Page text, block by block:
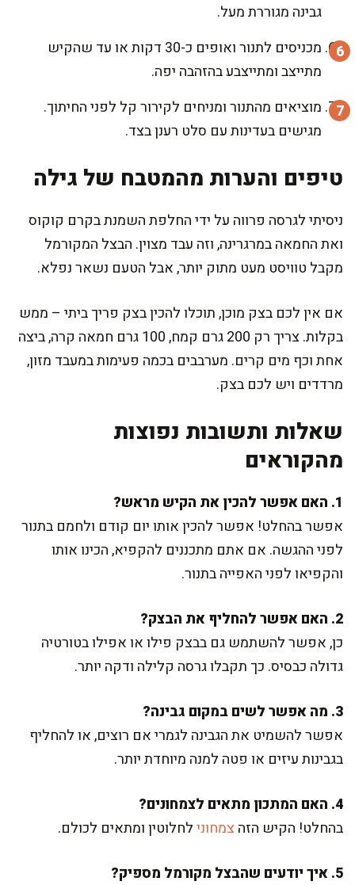
גבינה מגוררת מעל.
מכניסים לתנור ואופים כ-30 דקות או עד שהקיש
מתייצב ומתייצבע בהזהבה יפה.
מוציאים מהתנור ומניחים לקירור קל לפני החיתוך.
מגישים בעדינות עם סלט רענן בצד.
טיפים והערות מהמטבח של גילה
ניסיתי לגרסה פרווה על ידי החלפת השמנת בקרם קוקוס
ואת החמאה במרגרינה, וזה עבד מצוין. הבצל המקורמל
מקבל טוויסט מעט מתוק יותר, אבל הטעם נשאר נפלא.
אם אין לכם בצק מוכן, תוכלו להכין בצק פריך ביתי – ממש
בקלות. צריך רק 200 גרם קמח, 100 גרם חמאה קרה, ביצה
אחת וכף מים קרים. מערבבים בכמה פעימות במעבד מזון,
מרדדים ויש לכם בצק.
שאלות ותשובות נפוצות
מהקוראים
1. האם אפשר להכין את הקיש מראש?
אפשר בהחלט! אפשר להכין אותו יום קודם ולחמם בתנור
לפני ההגשה. אם אתם מתכננים להקפיא, הכינו אותו
והקפיאו לפני האפייה בתנור.
2. האם אפשר להחליף את הבצק?
כן, אפשר להשתמש גם בבצק פילו או אפילו בטורטיה
גדולה כבסיס. כך תקבלו גרסה קלילה ודקה יותר.
3. מה אפשר לשים במקום גבינה?
אפשר להשמיט את הגבינה לגמרי אם רוצים, או להחליף
בגבינות עיזים או פטה למנה מיוחדת יותר.
4. האם המתכון מתאים לצמחונים?
בהחלט! הקיש הזהצמחונילחלוטין ומתאים לכולם.
5. איך יודעים שהבצל מקורמל מספיק?